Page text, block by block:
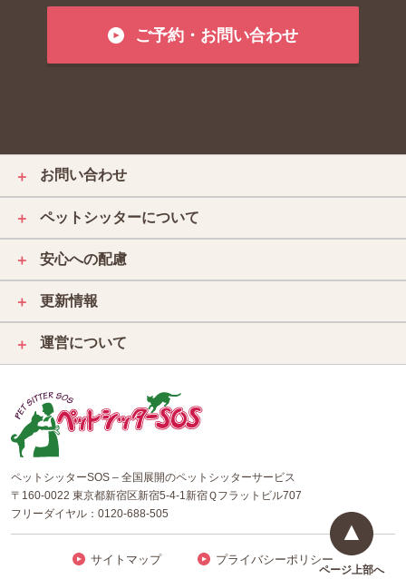
ご予約・お問い合わせ
＋ お問い合わせ
＋ ペットシッターについて
＋ 安心への配慮
＋ 更新情報
＋ 運営について
ペットシッターSOS – 全国展開のペットシッターサービス
〒160-0022 東京都新宿区新宿5-4-1新宿Ｑフラットビル707
フリーダイヤル： 0120-688-505
サイトマップ プライバシーポリシー
ページ上部へ